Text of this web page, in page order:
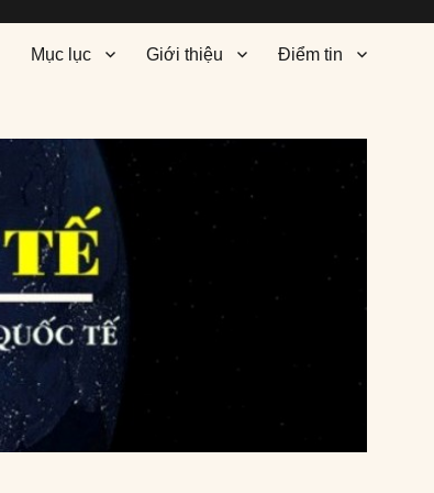
Mục lục Giới thiệu Điểm tin